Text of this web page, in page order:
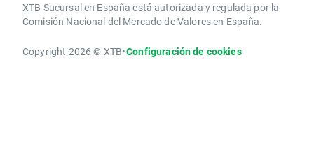
XTB Sucursal en España está autorizada y regulada por la
Comisión Nacional del Mercado de Valores en España.
Copyright 2026 © XTB•Configuración de cookies